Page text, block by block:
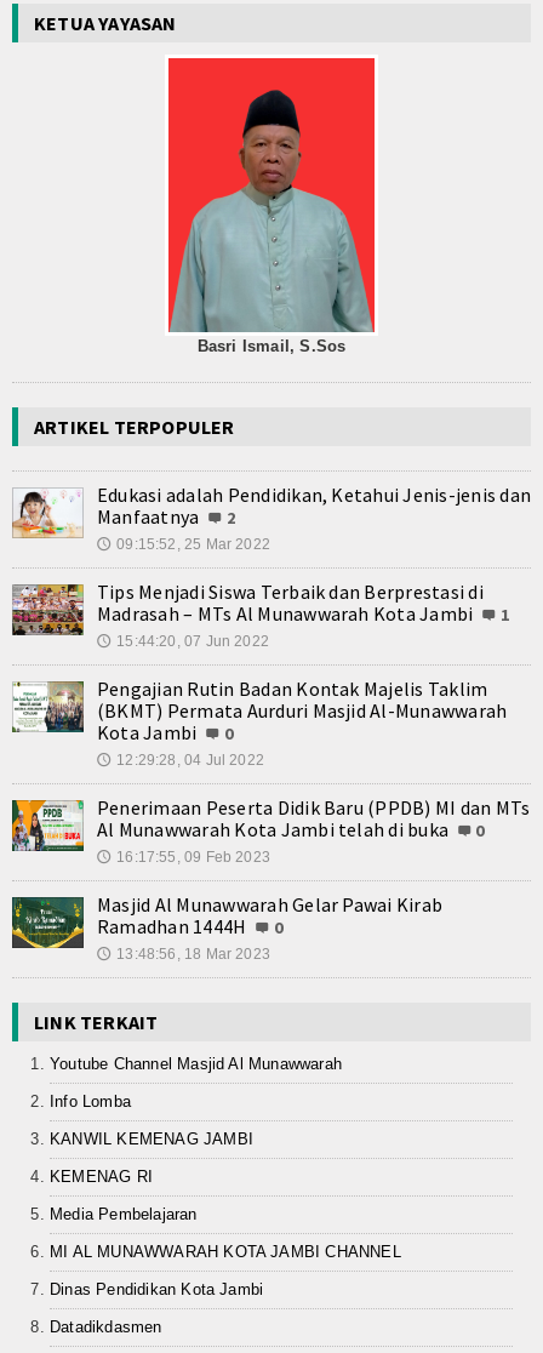
KETUA YAYASAN
Basri Ismail, S.Sos
ARTIKEL TERPOPULER
Edukasi adalah Pendidikan, Ketahui Jenis-jenis dan
Manfaatnya
2
🕔 09:15:52, 25 Mar 2022
Tips Menjadi Siswa Terbaik dan Berprestasi di
Madrasah – MTs Al Munawwarah Kota Jambi
1
🕔 15:44:20, 07 Jun 2022
Pengajian Rutin Badan Kontak Majelis Taklim
(BKMT) Permata Aurduri Masjid Al-Munawwarah
Kota Jambi
0
🕔 12:29:28, 04 Jul 2022
Penerimaan Peserta Didik Baru (PPDB) MI dan MTs
Al Munawwarah Kota Jambi telah di buka
0
🕔 16:17:55, 09 Feb 2023
Masjid Al Munawwarah Gelar Pawai Kirab
Ramadhan 1444H
0
🕔 13:48:56, 18 Mar 2023
LINK TERKAIT
Youtube Channel Masjid Al Munawwarah
Info Lomba
KANWIL KEMENAG JAMBI
KEMENAG RI
Media Pembelajaran
MI AL MUNAWWARAH KOTA JAMBI CHANNEL
Dinas Pendidikan Kota Jambi
Datadikdasmen